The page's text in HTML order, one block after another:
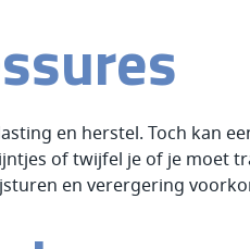
en herstel. Toch kan
of twijfel je of je moet
en verergering